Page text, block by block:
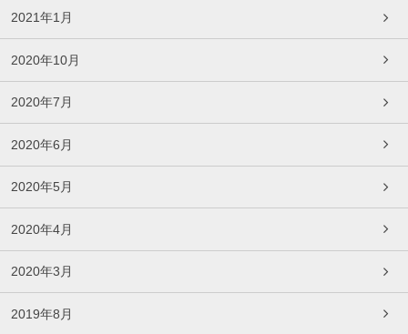
2021年1月
2020年10月
2020年7月
2020年6月
2020年5月
2020年4月
2020年3月
2019年8月